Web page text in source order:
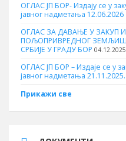
ОГЛАС ЈП БОР- Издају се у
јавног надметања 12.06.2026
ОГЛАС ЗА ДАВАЊЕ У ЗАКУП
ПОЉОПРИВРЕДНОГ
СРБИЈЕ У ГРАДУ БОР
ОГЛАС ЈП БОР – Издаје се у
јавног надметања 21.11.2025.
Прикажи све